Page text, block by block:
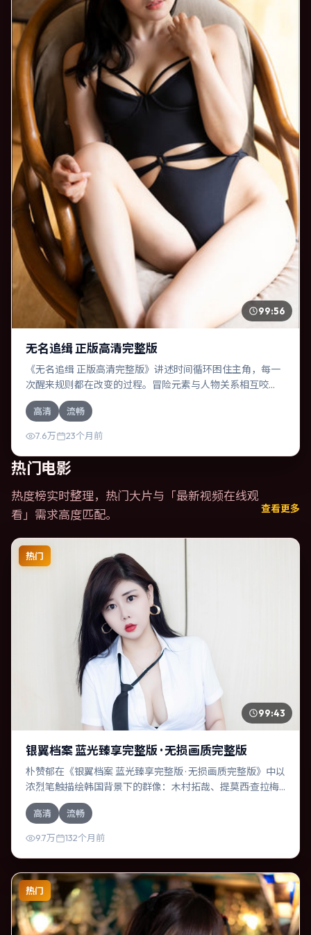
99:56
无名追缉 正版高清完整版
《无名追缉 正版高清完整版》讲述时间循环困住主角，每一
次醒来规则都在改变的过程。冒险元素与人物关系相互咬
合，提莫西·查拉梅、谭卓的对手戏尤为出彩。导演王家卫善
于在长镜头中积蓄张力，本片亦在德国实地取景，增强真实
质感。
高清 流畅
7.6万 23个月前
热门电影
热度榜实时整理，热门大片与「最新视频在线观
看 」需求高度匹配。 查看更多
热门
99:43
银翼档案 蓝光臻享完整版 · 无损画质完整版
朴赞郁在《银翼档案 蓝光臻享完整版 · 无损画质完整版》中以
浓烈笔触描绘韩国背景下的群像：木村拓哉、提莫西·查拉梅
等演员层次丰富。作为一部科幻作品，故事从日常裂缝切
入，逐步推向不可逆转的结局；视听语言统一，情感落点克
制有力。
高清 流畅
9.7万 132个月前
热门